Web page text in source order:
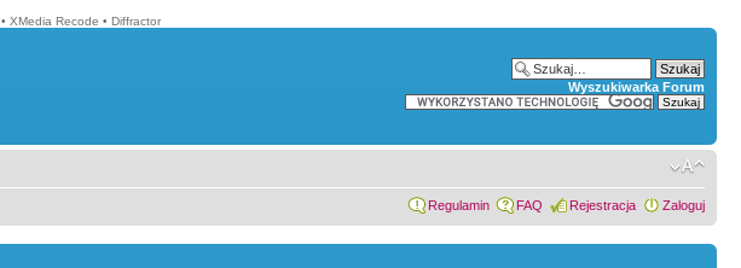
• XMedia Recode • Diffractor
Wyszukiwarka Forum
Regulamin FAQ Rejestracja Zaloguj